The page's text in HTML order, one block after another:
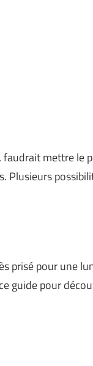
faudrait mettre le
Plusieurs
prisé pour une
guide pour